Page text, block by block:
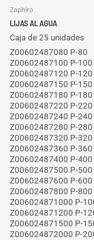
Zaphiro
LIJAS AL AGUA
Caja de 25 unidades
Z00602487080 P-80
Z00602487100 P-100
Z00602487120 P-120
Z00602487150 P-150
Z00602487180 P-180
Z00602487220 P-220
Z00602487240 P-240
Z00602487280 P-280
Z00602487320 P-320
Z00602487360 P-360
Z00602487400 P-400
Z00602487500 P-500
Z00602487600 P-600
Z00602487800 P-800
Z006024871000 P-
Z006024871200 P-
Z006024871500 P-
Z006024872000 P-